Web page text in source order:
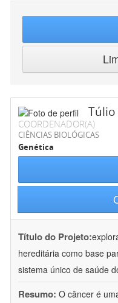
Túlio
COORDENADOR(A)
CIÊNCIAS BIOLÓGICAS
Genética
Título do Projeto:
hereditária como base
sistema único de saúde
Resumo: O câncer é